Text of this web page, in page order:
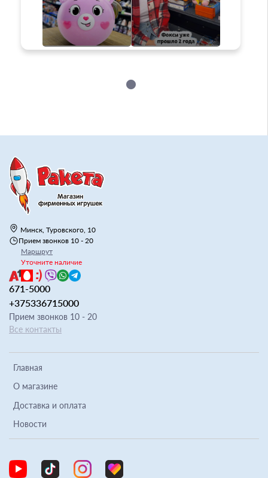
Главная
О магазине
Доставка и оплата
Новости
Минск, Туровского, 10
Прием звонков 10 - 20
Маршрут
Уточните наличие
671-5000
+375336715000
Прием звонков 10 - 20
Все контакты